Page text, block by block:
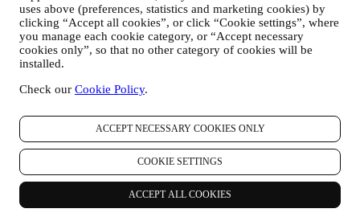
uses above (preferences, statistics and marketing cookies) by
clicking “Accept all cookies”, or click “Cookie settings”, where
you manage each cookie category, or “Accept necessary
cookies only”, so that no other category of cookies will be
installed.
Check our Cookie Policy.
ACCEPT NECESSARY COOKIES ONLY
COOKIE SETTINGS
ACCEPT ALL COOKIES
actividad de procesamiento es necesaria para permitirnos
proporcionarle nuestros servicios.
PARA INFORMARLE SOBRE NOTICIAS U OFERTAS
SOBRE LOS PRODUCTOS DE LE CREUSET. Si usted
suscribiéndose a nuestro boletín de noticias cuando usted cree
marketing personalizadas y noticias sobre iniciativas
relacionadas con Le Creuset promovidas por sus filiales del
grupo, y afiliados y socios locales, también dependiendo de
sus preferencias. Nos comunicaremos con usted por correo
electrónico, SMS o redes sociales, pero también mediante
medios automatizados. Dichas comunicaciones se
relacionarán con los productos de Le Creuset o con las nuevas